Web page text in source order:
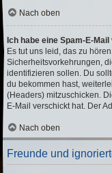
Nach oben
Ich habe eine Spam-E-
Es tut uns leid, das zu
Sicherheitsvorkehrungen,
identifizieren sollen. Du
du bekommen hast,
(Headers) mitzuschicken.
E-Mail verschickt hat. Der
Nach oben
Freunde und